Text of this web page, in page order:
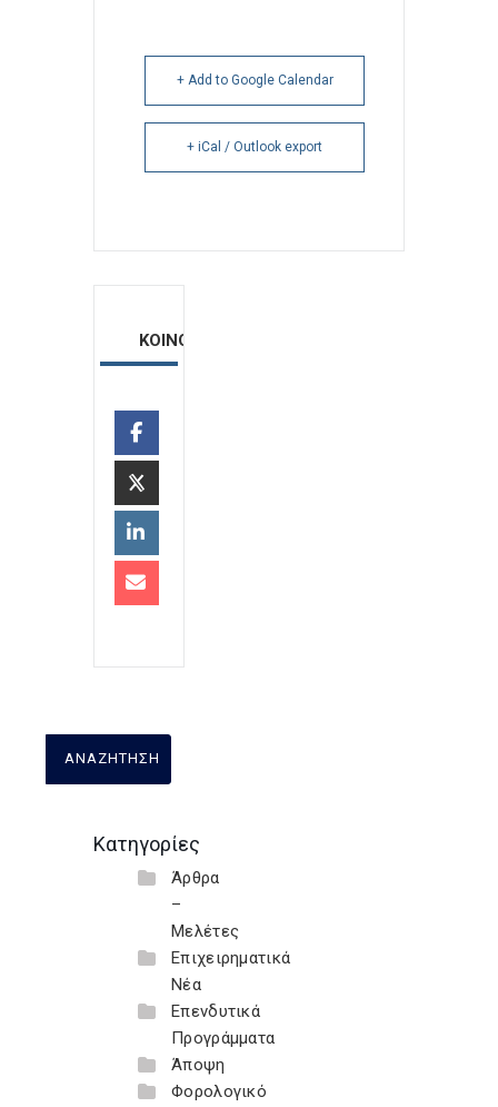
+ Add to Google Calendar
+ iCal / Outlook export
ΚΟΙΝΟΠΟΙΗΣΗ
Κατηγορίες
Άρθρα
–
Μελέτες
Επιχειρηματικά
Νέα
Επενδυτικά
Προγράμματα
Άποψη
Φορολογικό